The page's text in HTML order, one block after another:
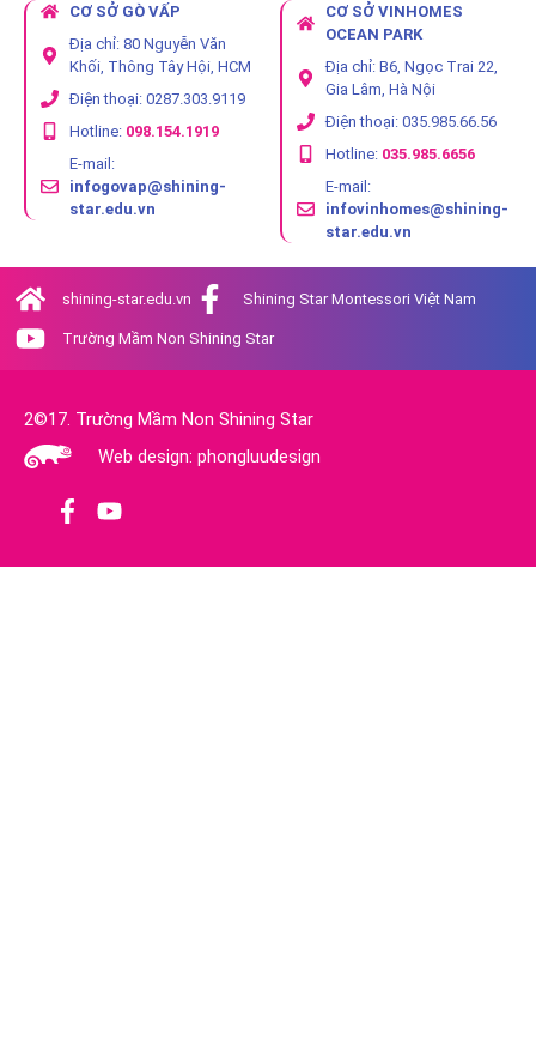
CƠ SỞ GÒ VẤP
Địa chỉ: 80 Nguyễn Văn
Khối, Thông Tây Hội, HCM
Điện thoại: 0287.303.9119
Hotline: 098.154.1919
E-mail:
infogovap@shining-
star.edu.vn
CƠ SỞ VINHOMES
OCEAN PARK
Địa chỉ: B6, Ngọc Trai 22,
Gia Lâm, Hà Nội
Điện thoại: 035.985.66.56
Hotline: 035.985.6656
E-mail:
infovinhomes@shining-
star.edu.vn
shining-star.edu.vn Shining Star Montessori Việt Nam
Trường Mầm Non Shining Star
2©17. Trường Mầm Non Shining Star
Web design: phongluudesign